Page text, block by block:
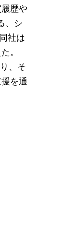
歴や
、シ
社は
。
、そ
を通